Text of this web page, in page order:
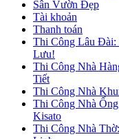
Sân Vườn Đẹp
Tài khoản
Thanh toán
Thi Công Lâu Đài:
Lưu!
Thi Công Nhà
Tiết
Thi Công Nhà
Thi Công Nhà
Kisato
Thi Công Nhà